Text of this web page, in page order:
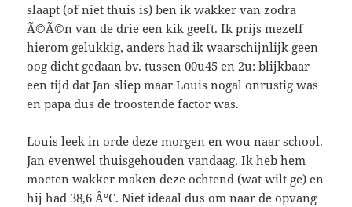
slaapt (of niet thuis is) ben ik wakker van zodra
Ã©Ã©n van de drie een kik geeft. Ik prijs mezelf
hierom gelukkig, anders had ik waarschijnlijk geen
oog dicht gedaan bv. tussen 00u45 en 2u: blijkbaar
een tijd dat Jan sliep maarLouisnogal onrustig was
en papa dus de troostende factor was.
Louis leek in orde deze morgen en wou naar school.
Jan evenwel thuisgehouden vandaag. Ik heb hem
moeten wakker maken deze ochtend (wat wilt ge) en
hij had 38,6 Â°C. Niet ideaal dus om naar de opvang